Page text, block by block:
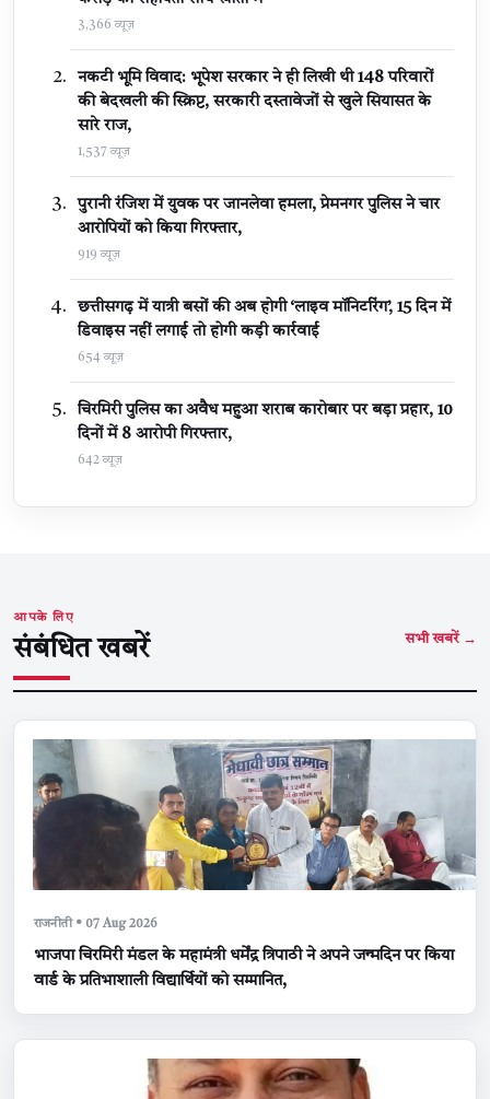
3,366 व्यूज़
नकटी भूमि विवाद: भूपेश सरकार ने ही लिखी थी 148 परिवारों
की बेदखली की स्क्रिप्ट, सरकारी दस्तावेजों से खुले सियासत के
सारे राज,
1,537 व्यूज़
पुरानी रंजिश में युवक पर जानलेवा हमला, प्रेमनगर पुलिस ने चार
आरोपियों को किया गिरफ्तार,
919 व्यूज़
छत्तीसगढ़ में यात्री बसों की अब होगी ‘लाइव मॉनिटरिंग’, 15 दिन में
डिवाइस नहीं लगाई तो होगी कड़ी कार्रवाई
654 व्यूज़
चिरमिरी पुलिस का अवैध महुआ शराब कारोबार पर बड़ा प्रहार, 10
दिनों में 8 आरोपी गिरफ्तार,
642 व्यूज़
आपके लिए
संबंधित खबरें सभी खबरें →
राजनीती • 07 Aug 2026
भाजपा चिरमिरी मंडल के महामंत्री धर्मेंद्र त्रिपाठी ने अपने जन्मदिन पर किया
वार्ड के प्रतिभाशाली विद्यार्थियों को सम्मानित,